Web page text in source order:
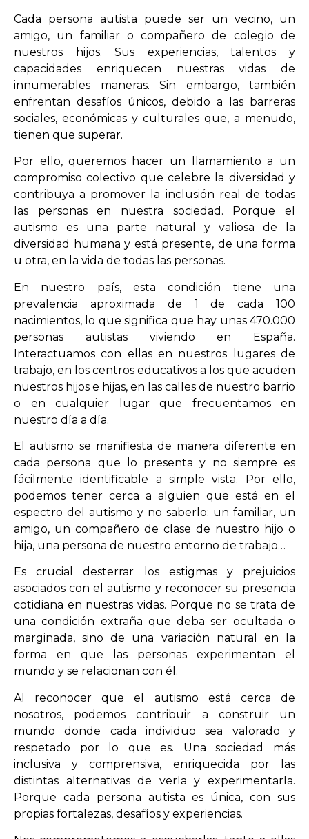
Cada persona autista puede ser un vecino, un
amigo, un familiar o compañero de colegio de
nuestros hijos. Sus experiencias, talentos y
capacidades enriquecen nuestras vidas de
innumerables maneras. Sin embargo, también
enfrentan desafíos únicos, debido a las barreras
sociales, económicas y culturales que, a menudo,
tienen que superar.
Por ello, queremos hacer un llamamiento a un
compromiso colectivo que celebre la diversidad y
contribuya a promover la inclusión real de todas
las personas en nuestra sociedad. Porque el
autismo es una parte natural y valiosa de la
diversidad humana y está presente, de una forma
u otra, en la vida de todas las personas.
En nuestro país, esta condición tiene una
prevalencia aproximada de 1 de cada 100
nacimientos, lo que significa que hay unas 470.000
personas autistas viviendo en España.
Interactuamos con ellas en nuestros lugares de
trabajo, en los centros educativos a los que acuden
nuestros hijos e hijas, en las calles de nuestro barrio
o en cualquier lugar que frecuentamos en
nuestro día a día.
El autismo se manifiesta de manera diferente en
cada persona que lo presenta y no siempre es
fácilmente identificable a simple vista. Por ello,
podemos tener cerca a alguien que está en el
espectro del autismo y no saberlo: un familiar, un
amigo, un compañero de clase de nuestro hijo o
hija, una persona de nuestro entorno de trabajo…
Es crucial desterrar los estigmas y prejuicios
asociados con el autismo y reconocer su presencia
cotidiana en nuestras vidas. Porque no se trata de
una condición extraña que deba ser ocultada o
marginada, sino de una variación natural en la
forma en que las personas experimentan el
mundo y se relacionan con él.
Al reconocer que el autismo está cerca de
nosotros, podemos contribuir a construir un
mundo donde cada individuo sea valorado y
respetado por lo que es. Una sociedad más
inclusiva y comprensiva, enriquecida por las
distintas alternativas de verla y experimentarla.
Porque cada persona autista es única, con sus
propias fortalezas, desafíos y experiencias.